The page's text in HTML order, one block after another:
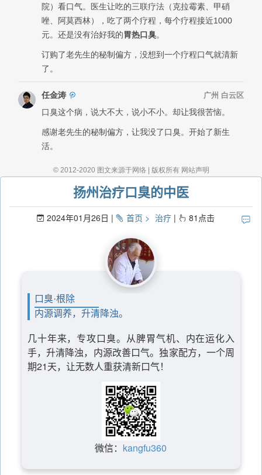
扬州治疗口臭的中医
2024年01月26日 首页 治疗 81 点击
口臭·根除
内源调养，升清降浊。
几十年来，专攻口臭。从脾胃气机、内在运化入
手，升清降浊，内源改善口气。独家配方，一个周
期21天，让无数人重获清新口气！
微信： kangfu360